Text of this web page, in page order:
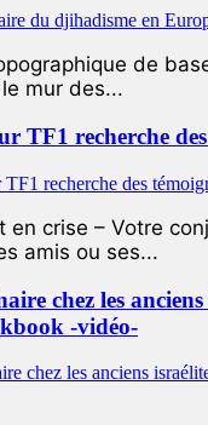
de
mur des...
TF1 recherche
en crise – Votre
amis ou ses...
chez les anciens
-vidéo-